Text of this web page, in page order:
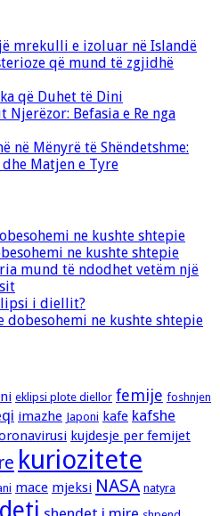
mrekulli e izoluar në Islandë
që mund të zgjidhë
që Duhet të Dini
Njerëzor: Befasia e Re nga
në Mënyrë të Shëndetshme:
Matjen e Tyre
ne kushte shtepie
ne kushte shtepie
mund të ndodhet vetëm një
i diellit?
dobesohemi ne kushte shtepie
eklipsi plote diellor femije foshnjen
imazhe Japoni kafe kafshe
kujdesje per femijet
kuriozitete
mace mjeksi NASA natyra